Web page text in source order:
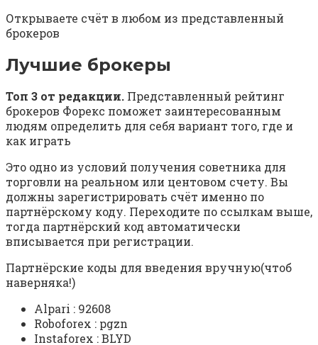
Открываете счёт в любом из представленный
брокеров
Лучшие брокеры
Топ 3 от редакции. Представленный рейтинг
брокеров Форекс поможет заинтересованным
людям определить для себя вариант того, где и
как играть
Это одно из условий получения советника для
торговли на реальном или центовом счету. Вы
должны зарегистрировать счёт именно по
партнёрскому коду. Переходите по ссылкам выше,
тогда партнёрский код автоматически
вписывается при регистрации.
Партнёрские коды для введения вручную(чтоб
наверняка!)
Alpari : 92608
Roboforex : pgzn
Instaforex : BLYD